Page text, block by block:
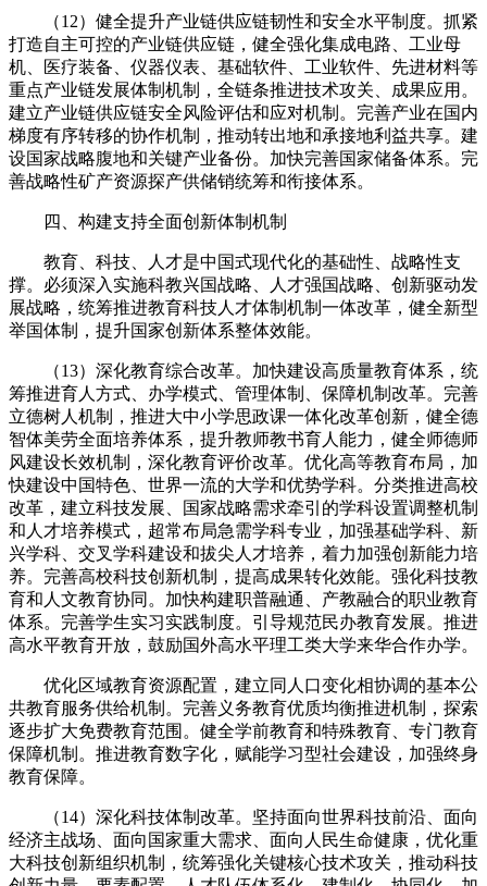
（12）健全提升产业链供应链韧性和安全水平制度。抓紧
打造自主可控的产业链供应链，健全强化集成电路、工业母
机、医疗装备、仪器仪表、基础软件、工业软件、先进材料等
重点产业链发展体制机制，全链条推进技术攻关、成果应用。
建立产业链供应链安全风险评估和应对机制。完善产业在国内
梯度有序转移的协作机制，推动转出地和承接地利益共享。建
设国家战略腹地和关键产业备份。加快完善国家储备体系。完
善战略性矿产资源探产供储销统筹和衔接体系。
四、构建支持全面创新体制机制
教育、科技、人才是中国式现代化的基础性、战略性支
撑。必须深入实施科教兴国战略、人才强国战略、创新驱动发
展战略，统筹推进教育科技人才体制机制一体改革，健全新型
举国体制，提升国家创新体系整体效能。
（13）深化教育综合改革。加快建设高质量教育体系，统
筹推进育人方式、办学模式、管理体制、保障机制改革。完善
立德树人机制，推进大中小学思政课一体化改革创新，健全德
智体美劳全面培养体系，提升教师教书育人能力，健全师德师
风建设长效机制，深化教育评价改革。优化高等教育布局，加
快建设中国特色、世界一流的大学和优势学科。分类推进高校
改革，建立科技发展、国家战略需求牵引的学科设置调整机制
和人才培养模式，超常布局急需学科专业，加强基础学科、新
兴学科、交叉学科建设和拔尖人才培养，着力加强创新能力培
养。完善高校科技创新机制，提高成果转化效能。强化科技教
育和人文教育协同。加快构建职普融通、产教融合的职业教育
体系。完善学生实习实践制度。引导规范民办教育发展。推进
高水平教育开放，鼓励国外高水平理工类大学来华合作办学。
优化区域教育资源配置，建立同人口变化相协调的基本公
共教育服务供给机制。完善义务教育优质均衡推进机制，探索
逐步扩大免费教育范围。健全学前教育和特殊教育、专门教育
保障机制。推进教育数字化，赋能学习型社会建设，加强终身
教育保障。
（14）深化科技体制改革。坚持面向世界科技前沿、面向
经济主战场、面向国家重大需求、面向人民生命健康，优化重
大科技创新组织机制，统筹强化关键核心技术攻关，推动科技